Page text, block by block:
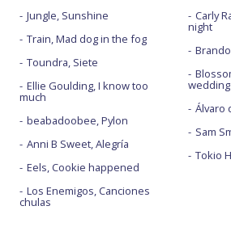
Jungle, Sunshine
Train, Mad dog in the fog
Toundra, Siete
Ellie Goulding, I know too
much
beabadoobee, Pylon
Anni B Sweet, Alegría
Eels, Cookie happened
Los Enemigos, Canciones
chulas
Carly
night
Álvaro
Sam
Tokio